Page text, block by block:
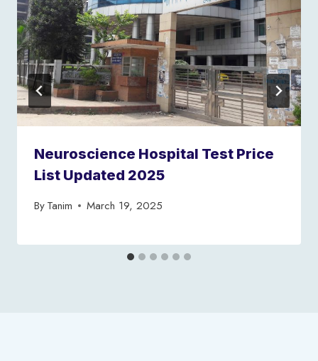
Neuroscience Hospital Test Price
List Updated 2025
ByTanim March 19, 2025